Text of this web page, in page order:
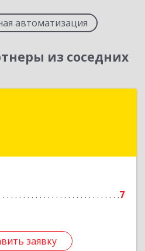
автоматизация
из соседних
7
заявку
г, Пулковское ш, дом
заявку